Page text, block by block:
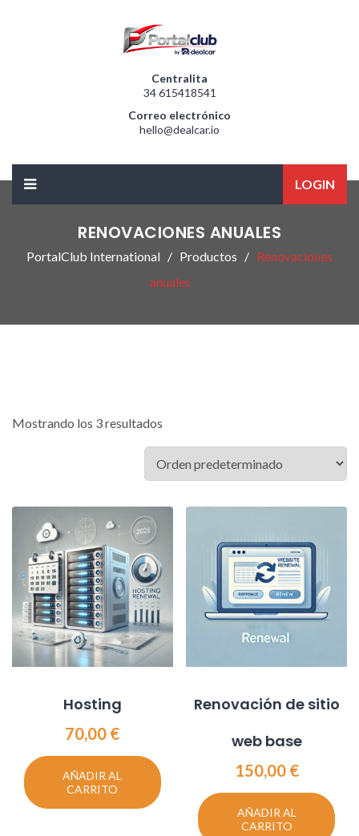
Centralita
34 615418541
Correo electrónico
hello@dealcar.io
LOGIN
RENOVACIONES ANUALES
PortalClub International Productos
Renovaciones
anuales
Mostrando los 3 resultados
Hosting
70,00 €
AÑADIR AL
CARRITO
Renovación de sitio
web base
150,00 €
AÑADIR AL
CARRITO